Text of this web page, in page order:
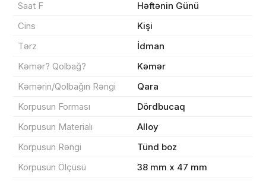
Saat F
Həftənin Günü
Cins
Kişi
Tərz
İdman
Kəmər? Qolbağ?
Kəmər
Kəmərin/Qolbağın Rəngi
Qara
Korpusun Forması
Dördbucaq
Korpusun Materialı
Alloy
Korpusun Rəngi
Tünd boz
Korpusun Ölçüsü
38 mm x 47 mm
Sifarişin detalları
Məhsul toplam
Endirim
Çatdırılma